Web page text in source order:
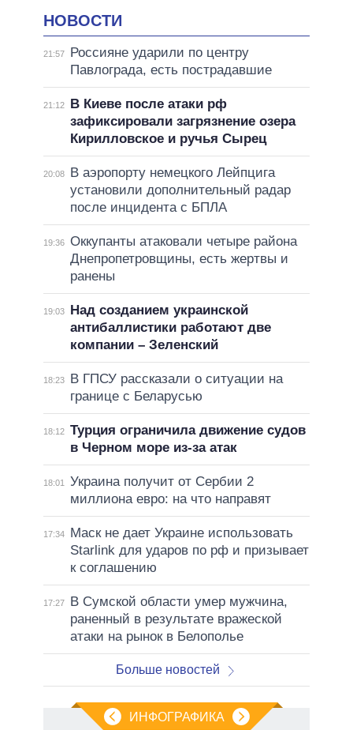
НОВОСТИ
21:57
Россияне ударили по центру
Павлограда, есть пострадавшие
21:12
В Киеве после атаки рф
зафиксировали загрязнение озера
Кирилловское и ручья Сырец
20:08
В аэропорту немецкого Лейпцига
установили дополнительный радар
после инцидента с БПЛА
19:36 Оккупанты атаковали четыре района
Днепропетровщины, есть жертвы и
ранены
19:03
Над созданием украинской
антибаллистики работают две
компании – Зеленский
18:23
В ГПСУ рассказали о ситуации на
границе с Беларусью
18:12 Турция ограничила движение судов
в Черном море из-за атак
18:01
Украина получит от Сербии 2
миллиона евро: на что направят
17:34
Маск не дает Украине использовать
Starlink для ударов по рф и призывает
к соглашению
17:27
В Сумской области умер мужчина,
раненный в результате вражеской
атаки на рынок в Белополье
Больше новостей
ИНФОГРАФИКА